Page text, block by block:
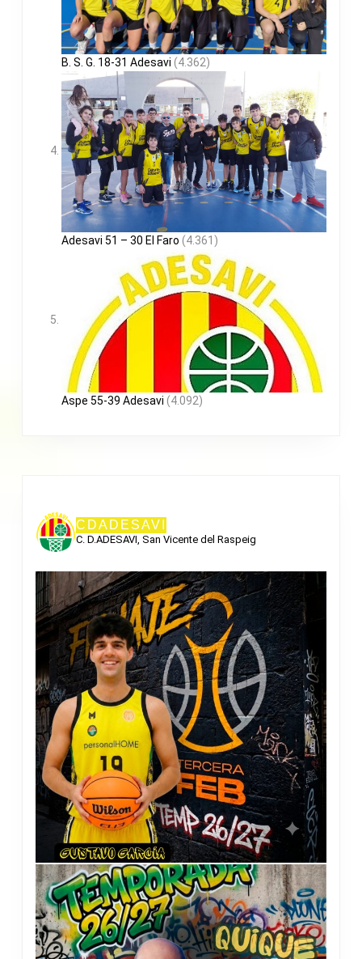
B. S. G. 18-31 Adesavi (4.362)
Adesavi 51 – 30 El Faro (4.361)
Aspe 55-39 Adesavi (4.092)
CDADESAVI
C. D.ADESAVI, San Vicente del Raspeig